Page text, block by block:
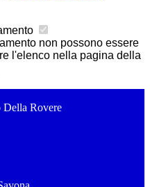
non possono essere
l'elenco nella pagina della
Rovere